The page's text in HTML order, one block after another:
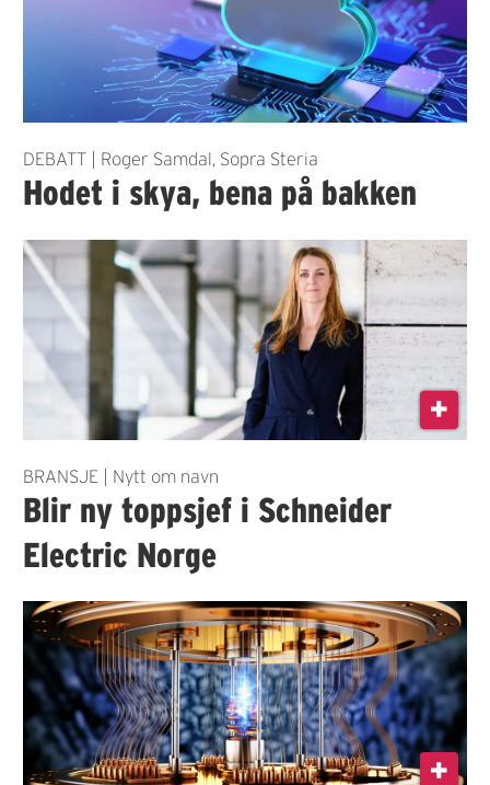
DEBATT | Roger Samdal, Sopra Steria
Hodet i skya, bena på bakken
BRANSJE | Nytt om navn
Blir ny toppsjef i Schneider
Electric Norge